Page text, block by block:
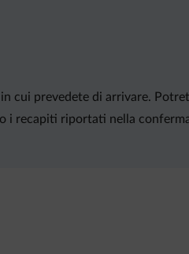
cui prevedete di arrivare.
i recapiti riportati nella